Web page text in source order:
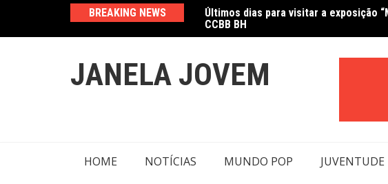
o
BREAKING NEWS
CCBB BH
Amanda Mangili transforma beleza e
JANELA JOVEM
HOME NOTÍCIAS MUNDO POP JUVENTUDE